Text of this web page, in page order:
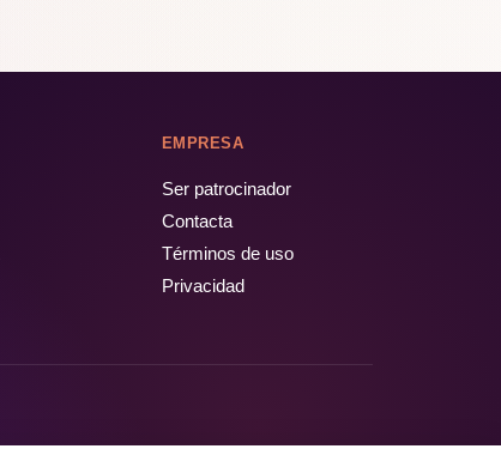
EMPRESA
Ser patrocinador
Contacta
Términos de uso
Privacidad